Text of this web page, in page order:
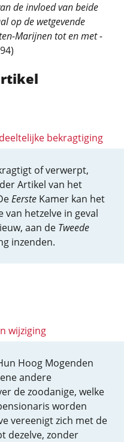
de invloed van beide
op de wetgevende
Marijnen tot en met -
bekragtiging
of verwerpt,
Artikel van het
Eerste Kamer kan het
van hetzelve in geval
aan de Tweede
inzenden.
wijziging
Hoog Mogenden
andere
de zoodanige, welke
worden
vereenigt zich met de
dezelve, zonder